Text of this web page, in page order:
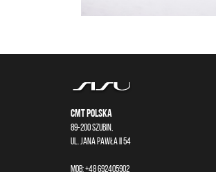
CMT Polska
89-200 Szubin,
ul. Jana Pawła II 54
Mob: +48 692405902